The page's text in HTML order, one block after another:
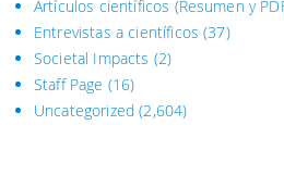
Artículos científicos (Resumen y
Entrevistas a científicos (37)
Societal Impacts (2)
Staff Page (16)
Uncategorized (2,604)